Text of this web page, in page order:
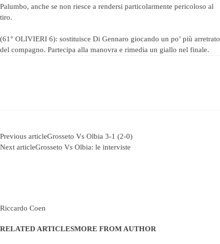
Palumbo, anche se non riesce a rendersi particolarmente pericoloso al
tiro.
(61° OLIVIERI 6): sostituisce Di Gennaro giocando un po’ più arretrato
del compagno. Partecipa alla manovra e rimedia un giallo nel finale.
Previous articleGrosseto Vs Olbia 3-1 (2-0)
Next articleGrosseto Vs Olbia: le interviste
Riccardo Coen
RELATED ARTICLESMORE FROM AUTHOR